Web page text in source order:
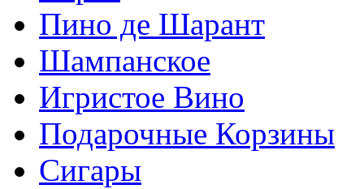
Пино де Шарант
Шампанское
Игристое Вино
Подарочные Корзины
Сигары